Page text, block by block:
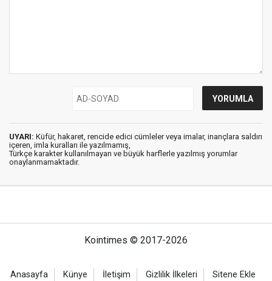
UYARI: Küfür, hakaret, rencide edici cümleler veya imalar, inançlara saldırı
içeren, imla kuralları ile yazılmamış,
Türkçe karakter kullanılmayan ve büyük harflerle yazılmış yorumlar
onaylanmamaktadır.
Kointimes © 2017-2026
Anasayfa Künye İletişim Gizlilik İlkeleri Sitene Ekle